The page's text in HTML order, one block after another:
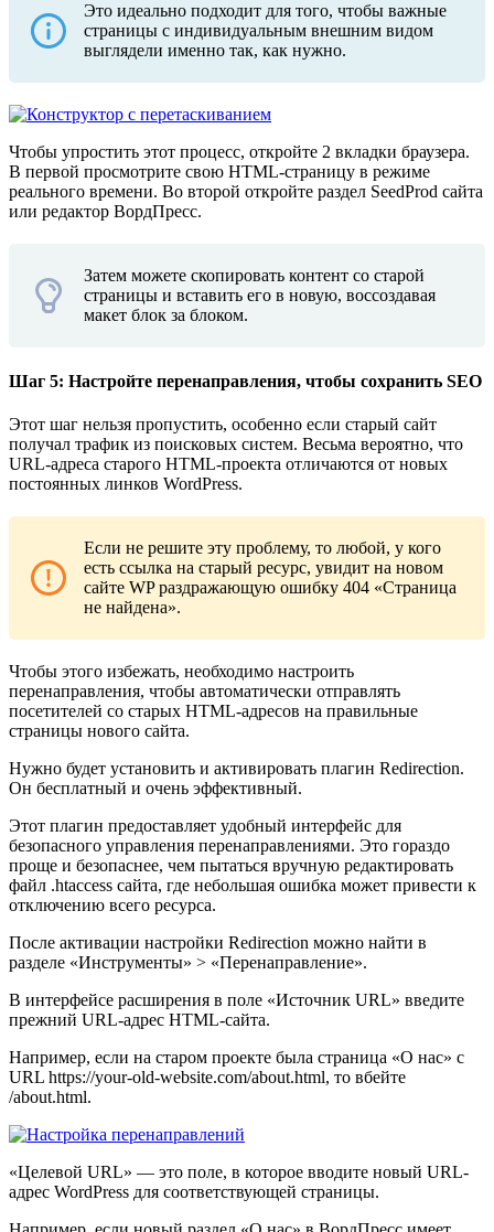
Это идеально подходит для того, чтобы важные
страницы с индивидуальным внешним видом
выглядели именно так, как нужно.
Чтобы упростить этот процесс, откройте 2 вкладки браузера.
В первой просмотрите свою HTML-страницу в режиме
реального времени. Во второй откройте раздел SeedProd сайта
или редактор ВордПресс.
Затем можете скопировать контент со старой
страницы и вставить его в новую, воссоздавая
макет блок за блоком.
Шаг 5: Настройте перенаправления, чтобы сохранить SEO
Этот шаг нельзя пропустить, особенно если старый сайт
получал трафик из поисковых систем. Весьма вероятно, что
URL-адреса старого HTML-проекта отличаются от новых
постоянных линков WordPress.
Если не решите эту проблему, то любой, у кого
есть ссылка на старый ресурс, увидит на новом
сайте WP раздражающую ошибку 404 «Страница
не найдена».
Чтобы этого избежать, необходимо настроить
перенаправления, чтобы автоматически отправлять
посетителей со старых HTML-адресов на правильные
страницы нового сайта.
Нужно будет установить и активировать плагин Redirection.
Он бесплатный и очень эффективный.
Этот плагин предоставляет удобный интерфейс для
безопасного управления перенаправлениями. Это гораздо
проще и безопаснее, чем пытаться вручную редактировать
файл .htaccess сайта, где небольшая ошибка может привести к
отключению всего ресурса.
После активации настройки Redirection можно найти в
разделе «Инструменты» > «Перенаправление».
В интерфейсе расширения в поле «Источник URL» введите
прежний URL-адрес HTML-сайта.
Например, если на старом проекте была страница «О нас» с
URL https://your-old-website.com/about.html, то вбейте
/about.html.
«Целевой URL» — это поле, в которое вводите новый URL-
адрес WordPress для соответствующей страницы.